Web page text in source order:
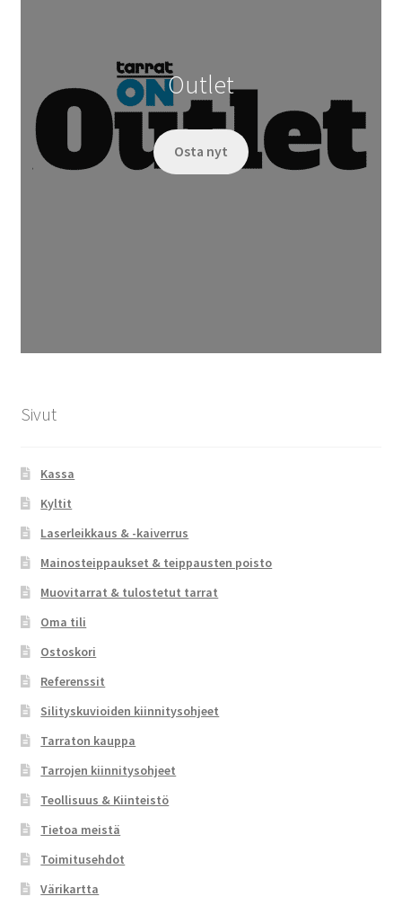
Outlet
Osta nyt
Sivut
Kassa
Kyltit
Laserleikkaus & -kaiverrus
Mainosteippaukset & teippausten poisto
Muovitarrat & tulostetut tarrat
Oma tili
Ostoskori
Referenssit
Silityskuvioiden kiinnitysohjeet
Tarraton kauppa
Tarrojen kiinnitysohjeet
Teollisuus & Kiinteistö
Tietoa meistä
Toimitusehdot
Värikartta